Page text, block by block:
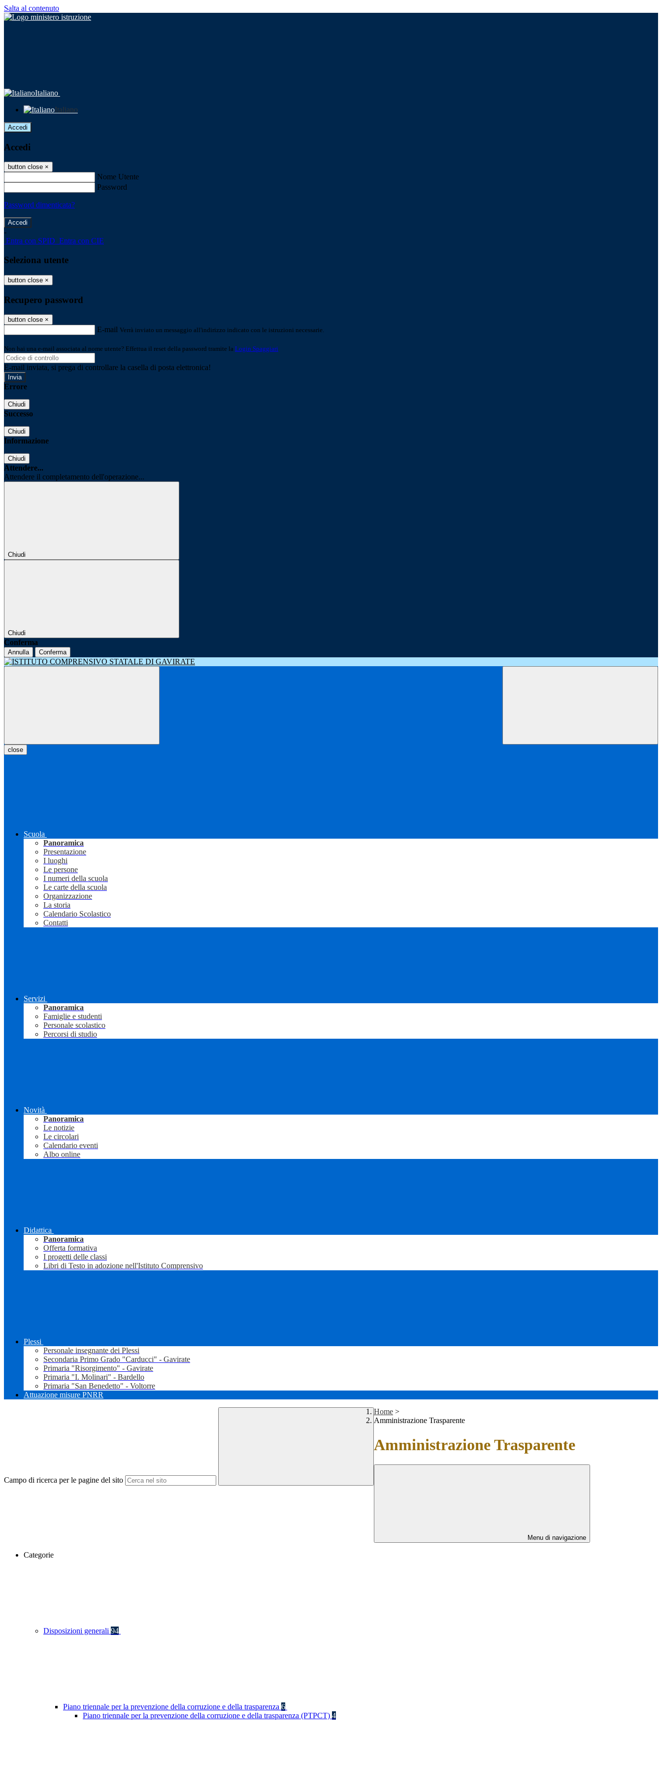
Salta al contenuto
Italiano
Italiano
Accedi
Accedi
button close ×
Nome Utente
Password
Password dimenticata?
-
Entra con SPID Entra con CIE
Seleziona utente
button close ×
Recupero password
button close ×
E-mail Verrà inviato un messaggio all'indirizzo indicato con le istruzioni necessarie.
Non hai una e-mail associata al nome utente? Effettua il reset della password tramite la Login Spaggiari
E-mail inviata, si prega di controllare la casella di posta elettronica!
Errore
Chiudi
Successo
Chiudi
Informazione
Chiudi
Attendere...
Attendere il completamento dell'operazione...
Chiudi
Chiudi
Conferma
Annulla Conferma
close
Scuola
Panoramica
Presentazione
I luoghi
Le persone
I numeri della scuola
Le carte della scuola
Organizzazione
La storia
Calendario Scolastico
Contatti
Servizi
Panoramica
Famiglie e studenti
Personale scolastico
Percorsi di studio
Novità
Panoramica
Le notizie
Le circolari
Calendario eventi
Albo online
Didattica
Panoramica
Offerta formativa
I progetti delle classi
Libri di Testo in adozione nell'Istituto Comprensivo
Plessi
Personale insegnante dei Plessi
Secondaria Primo Grado "Carducci" - Gavirate
Primaria "Risorgimento" - Gavirate
Primaria "I. Molinari" - Bardello
Primaria "San Benedetto" - Voltorre
Attuazione misure PNRR
Campo di ricerca per le pagine del sito
Home >
Amministrazione Trasparente
Amministrazione Trasparente
Menu di navigazione
Categorie
Disposizioni generali 94
Piano triennale per la prevenzione della corruzione e della trasparenza 6
Piano triennale per la prevenzione della corruzione e della trasparenza (PTPCT) 4